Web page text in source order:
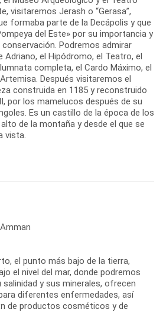
visitaremos Jerash o “Gerasa”,
formaba parte de la Decápolis y que
del Este» por su importancia y
Podremos admirar
el Hipódromo, el Teatro, el
completa, el Cardo Máximo, el
Después visitaremos el
construida en 1185 y reconstruido
por los mamelucos después de su
Es un castillo de la época de los
de la montaña y desde el que se
vista.
el punto más bajo de la tierra,
el nivel del mar, donde podremos
y sus minerales, ofrecen
diferentes enfermedades, así
de productos cosméticos y de